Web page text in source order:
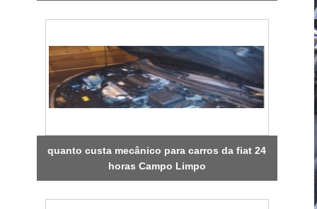
quanto custa mecânico para carros da fiat 24
horas Campo Limpo